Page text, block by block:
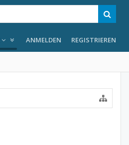
ANMELDEN REGISTRIEREN